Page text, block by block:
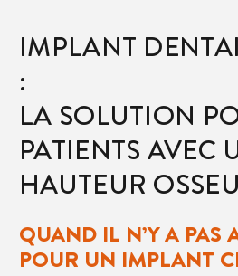
IMPLANT
:
LA SOLUTION
PATIENTS AVEC
HAUTEUR
QUAND IL N’Y A PAS
POUR UN IMPLANT